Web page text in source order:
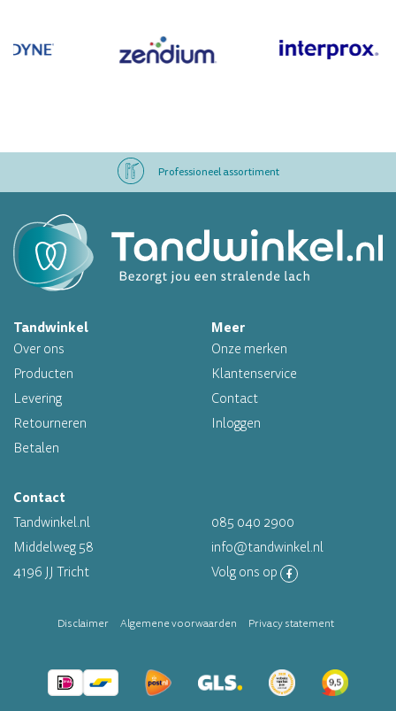
Professioneel assortiment
Op werkdagen voor 16.00 uur besteld, morgen in huis
Professioneel assortiment
Altijd op voorraad
Tandwinkel
Over ons
Producten
Levering
Retourneren
Betalen
Meer
Onze merken
Klantenservice
Contact
Inloggen
Contact
Tandwinkel.nl
Middelweg 58
4196 JJ Tricht
085 040 2900
info@tandwinkel.nl
Volg ons op
Disclaimer Algemene voorwaarden Privacy statement